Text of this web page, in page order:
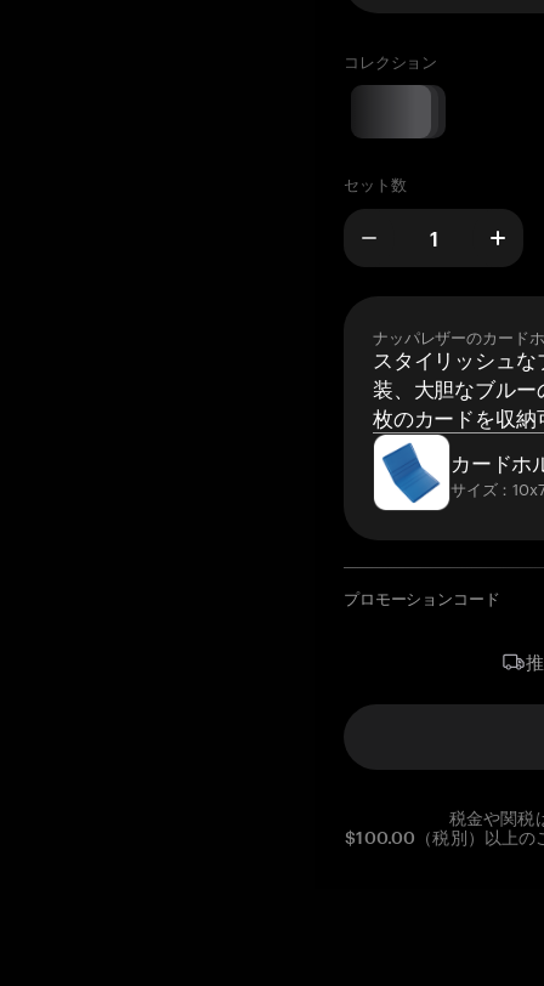
コレクション
セット数
ナッパレザーのカード
スタイリッシュ
装、大胆なブルー
枚のカードを収納
カードホ
サイズ：
プロモーションコード
税金や関税
$100.00（税別）以上の